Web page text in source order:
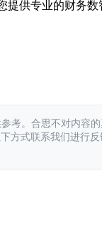
提供专业的财务
考。合思不对内容
式联系我们进行反